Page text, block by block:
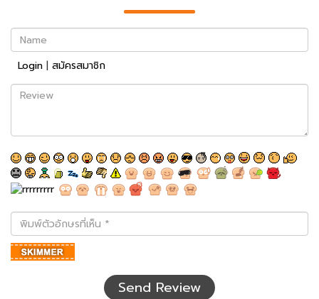
Name
Login | สมัครสมาชิก
Review
พิมพ์
ตัว
อักษร
ที่
Send Review